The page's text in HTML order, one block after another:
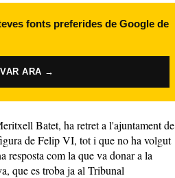
fonts preferides de Google de
ARA →
Batet, ha retret a l'ajuntament de
de Felip VI, tot i que no ha volgut
resposta com la que va donar a la
que es troba ja al Tribunal